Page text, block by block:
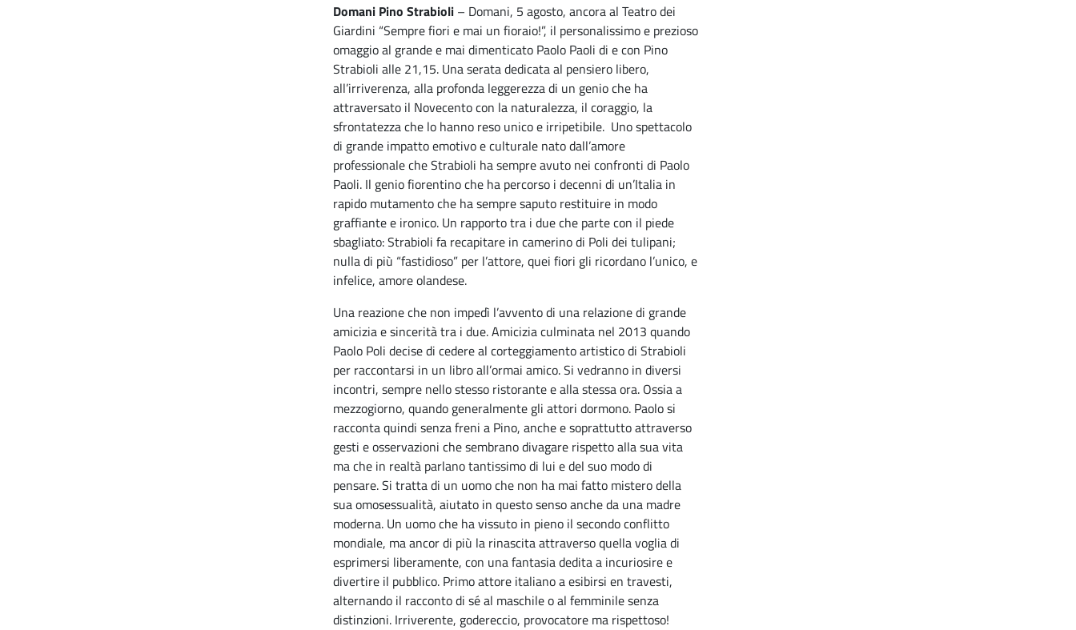
Domani Pino Strabioli – Domani, 5 agosto, ancora al Teatro dei
Giardini “Sempre fiori e mai un fioraio!”, il personalissimo e prezioso
omaggio al grande e mai dimenticato Paolo Paoli di e con Pino
Strabioli alle 21,15. Una serata dedicata al pensiero libero,
all’irriverenza, alla profonda leggerezza di un genio che ha
attraversato il Novecento con la naturalezza, il coraggio, la
sfrontatezza che lo hanno reso unico e irripetibile. Uno spettacolo
di grande impatto emotivo e culturale nato dall’amore
professionale che Strabioli ha sempre avuto nei confronti di Paolo
Paoli. Il genio fiorentino che ha percorso i decenni di un’Italia in
rapido mutamento che ha sempre saputo restituire in modo
graffiante e ironico. Un rapporto tra i due che parte con il piede
sbagliato: Strabioli fa recapitare in camerino di Poli dei tulipani;
nulla di più “fastidioso” per l’attore, quei fiori gli ricordano l’unico, e
infelice, amore olandese.
Una reazione che non impedì l’avvento di una relazione di grande
amicizia e sincerità tra i due. Amicizia culminata nel 2013 quando
Paolo Poli decise di cedere al corteggiamento artistico di Strabioli
per raccontarsi in un libro all’ormai amico. Si vedranno in diversi
incontri, sempre nello stesso ristorante e alla stessa ora. Ossia a
mezzogiorno, quando generalmente gli attori dormono. Paolo si
racconta quindi senza freni a Pino, anche e soprattutto attraverso
gesti e osservazioni che sembrano divagare rispetto alla sua vita
ma che in realtà parlano tantissimo di lui e del suo modo di
pensare. Si tratta di un uomo che non ha mai fatto mistero della
sua omosessualità, aiutato in questo senso anche da una madre
moderna. Un uomo che ha vissuto in pieno il secondo conflitto
mondiale, ma ancor di più la rinascita attraverso quella voglia di
esprimersi liberamente, con una fantasia dedita a incuriosire e
divertire il pubblico. Primo attore italiano a esibirsi en travesti,
alternando il racconto di sé al maschile o al femminile senza
distinzioni. Irriverente, godereccio, provocatore ma rispettoso!